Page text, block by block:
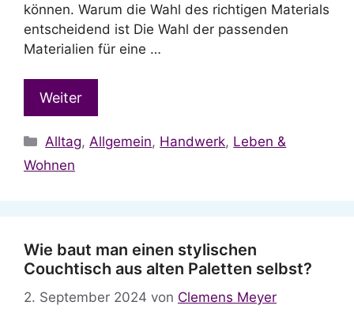
können. Warum die Wahl des richtigen Materials
entscheidend ist Die Wahl der passenden
Materialien für eine …
Weiter
Kategorien
Alltag,Allgemein, Handwerk, Leben &
Wohnen
Wie baut man einen stylischen
Couchtisch aus alten Paletten selbst?
2. September 2024 von Clemens Meyer